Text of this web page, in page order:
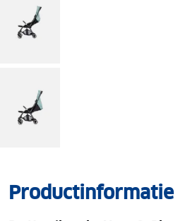
Productinformatie